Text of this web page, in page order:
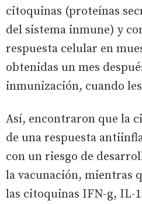
citoquinas (proteínas
del sistema inmune) y
respuesta celular en
obtenidas un mes
inmunización, cuando
Así, encontraron que la
de una respuesta
con un riesgo de
la vacunación, mientras
las citoquinas IFN-g, IL-